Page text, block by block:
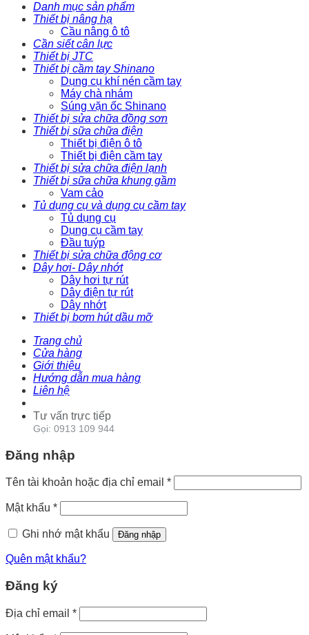
Danh mục sản phẩm
Thiết bị nâng hạ
Cầu nâng ô tô
Cần siết cân lực
Thiết bị JTC
Thiết bị cầm tay Shinano
Dụng cụ khí nén cầm tay
Máy chà nhám
Súng vặn ốc Shinano
Thiết bị sửa chữa đồng sơn
Thiết bị sữa chữa điện
Thiết bị điện ô tô
Thiết bị điện cầm tay
Thiết bị sửa chữa điện lạnh
Thiết bị sữa chữa khung gầm
Vam cảo
Tủ dụng cụ và dụng cụ cầm tay
Tủ dụng cụ
Dụng cụ cầm tay
Đầu tuýp
Thiết bị sửa chữa động cơ
Dây hơi- Dây nhớt
Dây hơi tự rút
Dây điện tự rút
Dây nhớt
Thiết bị bơm hút dầu mỡ
Trang chủ
Cửa hàng
Giới thiệu
Hướng dẫn mua hàng
Liên hệ
Tư vấn trực tiếp
Gọi: 0913 109 944
Đăng nhập
Tên tài khoản hoặc địa chỉ email *
Mật khẩu *
Ghi nhớ mật khẩu Đăng nhập
Quên mật khẩu?
Đăng ký
Địa chỉ email *